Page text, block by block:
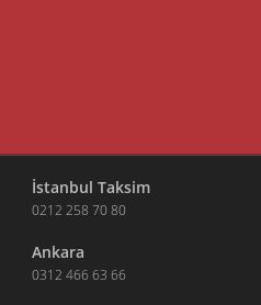
İstanbul Taksim
0212 258 70 80
Ankara
0312 466 63 66